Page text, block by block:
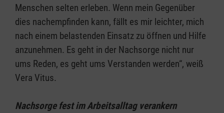
Menschen selten erleben. Wenn mein Gegenüber
dies nachempfinden kann, fällt es mir leichter, mich
nach einem belastenden Einsatz zu öffnen und Hilfe
anzunehmen. Es geht in der Nachsorge nicht nur
ums Reden, es geht ums Verstanden werden“, weiß
Vera Vitus.
Nachsorge fest im Arbeitsalltag verankern